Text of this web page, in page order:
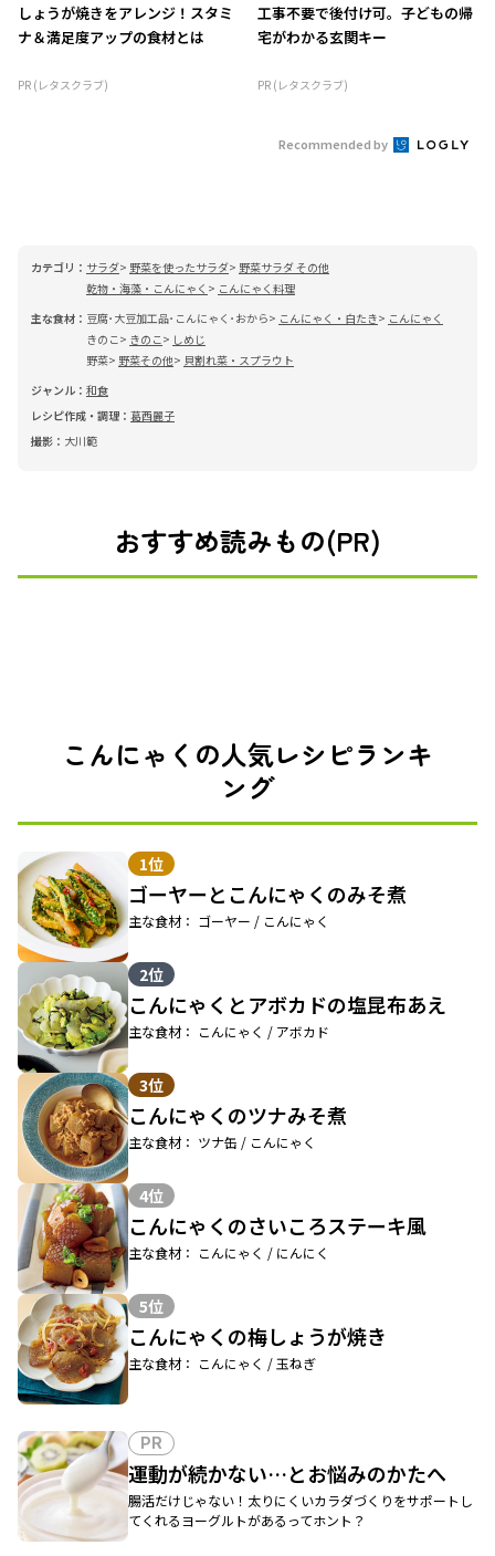
しょうが焼きをアレンジ！スタミ
ナ＆満足度アップの食材とは
PR (レタスクラブ)
工事不要で後付け可。子どもの帰
宅がわかる玄関キー
PR (レタスクラブ)
Recommended by
カテゴリ： サラダ 野菜を使ったサラダ
野菜サラダ その他
乾物・海藻・こんにゃく
こんにゃく料理
主な食材： 豆腐･大豆加工品･こんにゃく･おから こんにゃく・白たき
こんにゃく
きのこ
きのこ
しめじ
野菜
野菜その他
貝割れ菜・スプラウト
ジャンル： 和食
レシピ作成・調理： 葛西麗子
撮影： 大川範
おすすめ読みもの(PR)
こんにゃくの人気レシピランキ
ング
1位
ゴーヤーとこんにゃくのみそ煮
主な食材： ゴーヤー / こんにゃく
2位
こんにゃくとアボカドの塩昆布あえ
主な食材： こんにゃく / アボカド
3位
こんにゃくのツナみそ煮
主な食材： ツナ缶 / こんにゃく
4位
こんにゃくのさいころステーキ風
主な食材： こんにゃく / にんにく
5位
こんにゃくの梅しょうが焼き
主な食材： こんにゃく / 玉ねぎ
PR
運動が続かない…とお悩みのかたへ
腸活だけじゃない！太りにくいカラダづくりをサポートし
てくれるヨーグルトがあるってホント？